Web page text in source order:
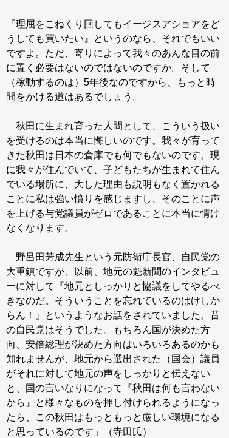
『理屈をこねくり回してもイージスアショアをど
うしても買いたい』というのなら、それでもいい
ですよ。ただ、寄りによって我々のあんな目の前
に置く必要はないのではないのですか。そして
（稼動するのは）5年後なのですから、もっと時
間をかける道はあるでしょう。
秋田に生まれ育った人間として、こういう扱い
を受けるのは本当に悔しいのです。我々が育って
きた秋田は日本の倉庫でも何でもないのです。現
に我々が住んでいて、子どもたちが生まれて住ん
でいる場所に、大した理由も説明もなく置かれる
ことに私は強い憤りを感じますし、そのことに声
を上げる与党議員がゼロであることに本当に情け
なくなります。
野呂田芳成先生という元防衛庁長官、自民党の
大重鎮ですが、以前、地元の魁新聞のインタビュ
ーに対して『地元としっかりと協議をしてやるべ
きなのだ。そういうことを忘れているのはけしか
らん！』というようなお話をされていました。昔
の自民党はそうでした。もちろん国が決めた方
向、安倍総理が決めた方向はいろいろあるのかも
知れませんが、地元から選出された（国会）議員
がそれに対して地元の声をしっかりと伝えない
と、国の言いなりになって『秋田は何も言わない
から』と様々なものを押し付けられるようになっ
たら、この秋田はもっともっと厳しい環境になる
と思っているのです」（寺田氏）